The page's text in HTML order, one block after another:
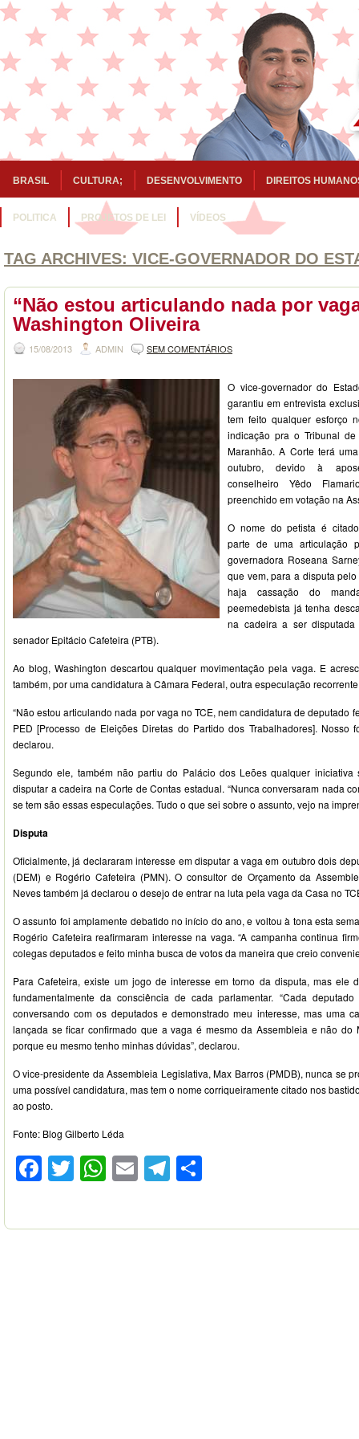
BRASIL CULTURA; DESENVOLVIMENTO DIREITOS
POLITICA PROJETOS DE LEI VÍDEOS
TAG ARCHIVES: VICE-GOVERNADOR DO
“Não estou articulando nada por
Washington Oliveira
15/08/2013 ADMIN SEM COMENTÁRIOS
O vice-governador do
garantiu em entrevista
tem feito qualquer esforço
indicação pra o Tribunal
Maranhão. A Corte terá
outubro, devido à
conselheiro Yêdo
preenchido em votação na
O nome do petista é
parte de uma articulação
governadora Roseana
que vem, para a disputa
haja cassação do
peemedebista já tenha
na cadeira a ser
senador Epitácio Cafeteira (PTB).
Ao blog, Washington descartou qualquer movimentação pela vaga. E
também, por uma candidatura à Câmara Federal, outra especulação
“Não estou articulando nada por vaga no TCE, nem candidatura de deputado
PED [Processo de Eleições Diretas do Partido dos Trabalhadores]. Nosso
declarou.
Segundo ele, também não partiu do Palácio dos Leões qualquer
disputar a cadeira na Corte de Contas estadual. “Nunca conversaram nada
se tem são essas especulações. Tudo o que sei sobre o assunto, vejo na
Disputa
Oficialmente, já declararam interesse em disputar a vaga em outubro dois
(DEM) e Rogério Cafeteira (PMN). O consultor de Orçamento da
Neves também já declarou o desejo de entrar na luta pela vaga da Casa no
O assunto foi amplamente debatido no início do ano, e voltou à tona esta
Rogério Cafeteira reafirmaram interesse na vaga. “A campanha continua
colegas deputados e feito minha busca de votos da maneira que creio
Para Cafeteira, existe um jogo de interesse em torno da disputa, mas ele
fundamentalmente da consciência de cada parlamentar. “Cada
conversando com os deputados e demonstrado meu interesse, mas uma
lançada se ficar confirmado que a vaga é mesmo da Assembleia e não do
porque eu mesmo tenho minhas dúvidas”, declarou.
O vice-presidente da Assembleia Legislativa, Max Barros (PMDB), nunca se
uma possível candidatura, mas tem o nome corriqueiramente citado nos
ao posto.
Fonte: Blog Gilberto Léda
Facebook
Twitter
WhatsApp
EmailTelegram